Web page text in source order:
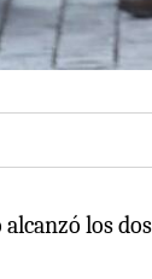
los